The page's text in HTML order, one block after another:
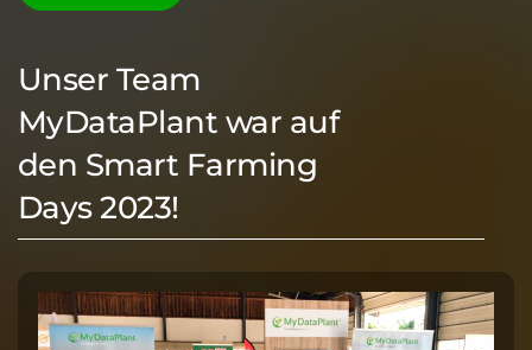
Unser Team
MyDataPlant war auf
den Smart Farming
Days 2023!